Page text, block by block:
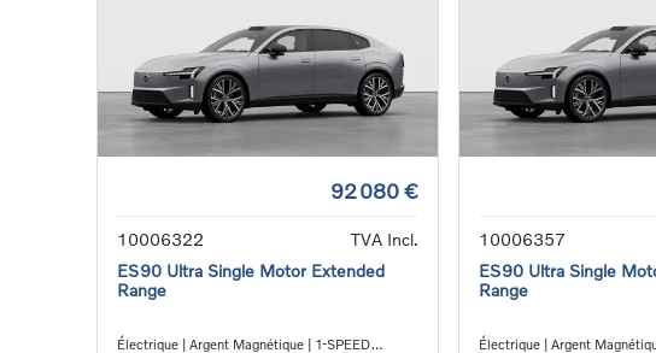
92 080 €
10006322
TVA Incl.
ES90 Ultra Single Motor Extended
Range
Électrique | Argent Magnétique | 1-SPEED
10006357
ES90 Ultra Single
Range
Électrique | Argent